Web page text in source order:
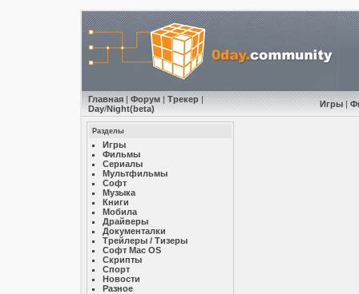
Главная| Форум| Трекер|
Day/Night(beta) Игры|
Разделы
Игры
Фильмы
Сериалы
Мультфильмы
Софт
Музыкa
Книги
Мобила
Драйверы
Документалки
Трейлеры / Тизеры
Софт Mac OS
Скрипты
Спорт
Новости
Разное